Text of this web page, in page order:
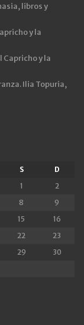
libros y
y la
Capricho y la
Ilia Topuria,
S
D
1
2
8
9
15
16
22
23
29
30